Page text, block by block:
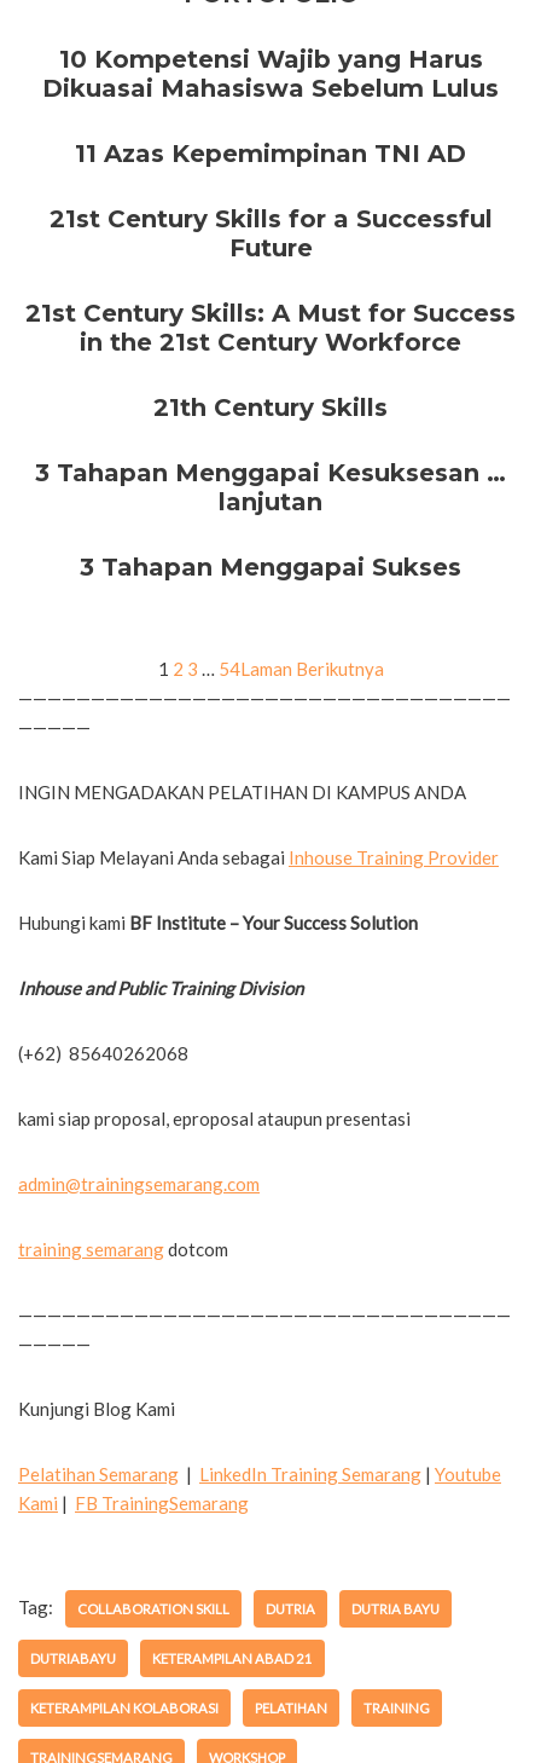
10 Kompetensi Wajib yang Harus
Dikuasai Mahasiswa Sebelum Lulus
11 Azas Kepemimpinan TNI AD
21st Century Skills for a Successful
Future
21st Century Skills: A Must for Success
in the 21st Century Workforce
21th Century Skills
3 Tahapan Menggapai Kesuksesan …
lanjutan
3 Tahapan Menggapai Sukses
1 2 3 … 54Laman Berikutnya
——————————————————————————————————
—————
INGIN MENGADAKAN PELATIHAN DI KAMPUS ANDA
Kami Siap Melayani Anda sebagai Inhouse Training Provider
Hubungi kami BF Institute – Your Success Solution
Inhouse and Public Training Division
(+62) 85640262068
kami siap proposal, eproposal ataupun presentasi
admin@trainingsemarang.com
training semarangdotcom
——————————————————————————————————
—————
Kunjungi Blog Kami
Pelatihan Semarang | LinkedIn Training Semarang | Youtube
Kami | FB TrainingSemarang
Tag: COLLABORATION SKILL DUTRIA DUTRIA BAYU
DUTRIABAYU KETERAMPILAN ABAD 21
KETERAMPILAN KOLABORASI PELATIHAN TRAINING
TRAININGSEMARANG WORKSHOP